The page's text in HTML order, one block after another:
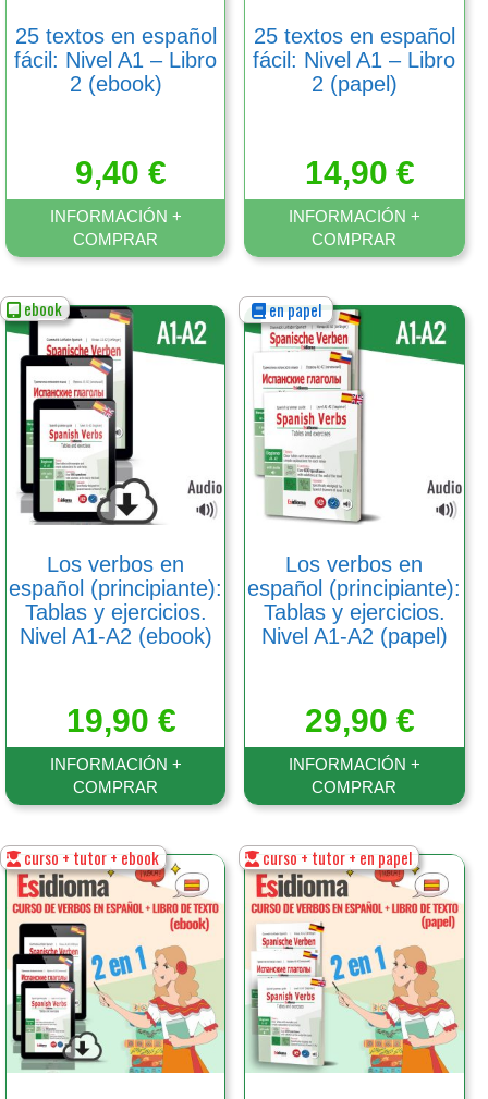
25 textos en español
fácil: Nivel A1 – Libro
2 (ebook)
9,40€
INFORMACIÓN +
COMPRAR
la
página
25 textos en español
fácil: Nivel A1 – Libro
2 (papel)
14,90 €
INFORMACIÓN +
COMPRAR
la
página
ebook
Los verbos en
español (principiante):
Tablas y ejercicios.
Nivel A1-A2 (ebook)
19,90 €
INFORMACIÓN +
COMPRAR
Este
producto
tiene
múltiples
variantes.
Las
opciones
pueden
elegir
página
producto
en papel
Los verbos en
español (principiante):
Tablas y ejercicios.
Nivel A1-A2 (papel)
29,90 €
INFORMACIÓN +
COMPRAR
Este
producto
tiene
múltiples
variantes.
Las
opciones
se
pueden
elegir
página
producto
curso + tutor + ebook
Este
producto
tiene
múltiples
variantes.
Las
opciones
pueden
elegir
curso + tutor + en papel
Este
producto
tiene
múltiples
variantes.
Las
opciones
se
pueden
elegir